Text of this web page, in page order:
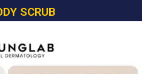
SCRUB